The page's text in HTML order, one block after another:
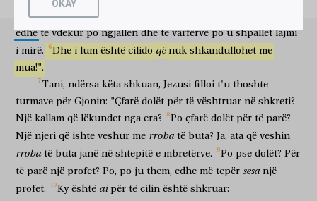
ἐγήγερται
Βαπτιστοῦ.
Pagëzorit
ὁ δὲ
por
μικρότερος
më i vogli
ἐν
në
τῇ Βασιλεία
Mbretërinë
τῶν Οὐρανῶν,
e Qiejve
μείζων
më i madh
αὐτοῦ ἐστιν. ἀπὸ δὲ τῶν ἡμερῶν Ἰωάννου τοῦ
Βαπτιστοῦ
ἕως ἄρτι, ἡ Βασιλεία
Mbretëria
τῶν Οὐρανῶν
e Qiejve
βιάζεται,
dhunohet
βιασταὶ
dhunues
ἁρπάζουσιν
rrëmbejnë
αὐτήν.
atë
πάντες
të gjithë
γὰρ
sepse
οἱ προφῆται
profetët
καὶ
dhe
ὁ νόμος
ligji
ἕως
deri
Ἰωάννου
Gjoni
ἐπροφήτευσαν.
profetizuan
καὶ
dhe
εἰ
nëse
θέλετε
doni
δέξασθαι,
për të pranuar
αὐτός
vetë
ἐστιν Ἠλείας,
Elia
ὁ μέλλων
që është gati
ἔρχεσθαι.
për të ardhur
ὁ
ai
ἔχων
që ka
ὦτα
veshë
ἀκούειν,
për të dëgjuar
ἀκουέτω.
të dëgjojë
ecin; të lebrosur po
edhe të vdekur po ngjallen dhe të varfërve po u shpallet lajmi
i mirë. Dhe i lum është cilido që nuk shkandullohet me
mua!".
Tani, ndërsa këta shkuan, Jezusi filloi t'u thoshte
turmave për Gjonin: "Çfarë dolët për të vështruar në shkreti?
Një kallam që lëkundet nga era? Po çfarë dolët për të parë?
Një njeri që ishte veshur me rroba të buta? Ja, ata që veshin
rroba të buta janë në shtëpitë e mbretërve. Po pse dolët? Për
të parë një profet? Po, po ju them, edhe më tepër sesa një
profet.
Ky është ai për të cilin është shkruar:
OKAY